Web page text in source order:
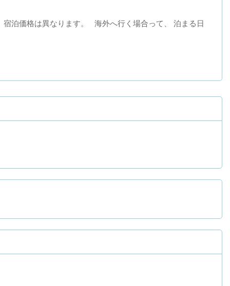
泊価格は異なります。 海外へ行く場合って、 泊まる日